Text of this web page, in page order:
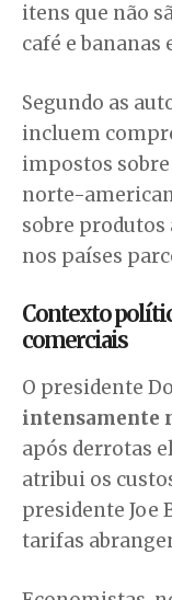
itens que não
café e bananas
Segundo as
incluem
impostos
norte-
sobre produtos
nos países
Contexto
comerciais
O presidente
intensamente
após derrotas
atribui os
presidente Joe
tarifas